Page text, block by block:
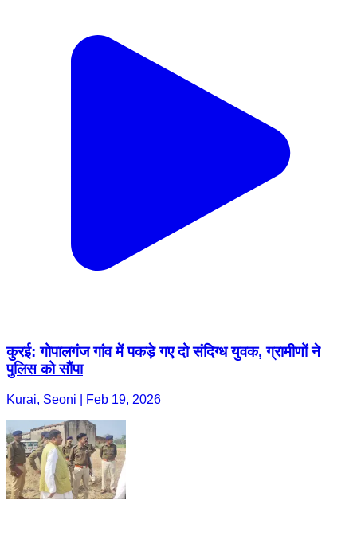
कुरई: गोपालगंज गांव में पकड़े गए दो संदिग्ध युवक, ग्रामीणों ने
पुलिस को सौंपा
Kurai, Seoni | Feb 19, 2026